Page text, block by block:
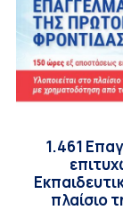
1.461
πλαίσιο